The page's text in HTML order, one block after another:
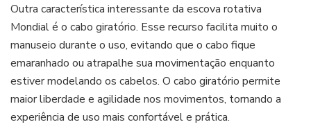
Outra característica interessante da escova rotativa
Mondial é o cabo giratório. Esse recurso facilita muito o
manuseio durante o uso, evitando que o cabo fique
emaranhado ou atrapalhe sua movimentação enquanto
estiver modelando os cabelos. O cabo giratório permite
maior liberdade e agilidade nos movimentos, tornando a
experiência de uso mais confortável e prática.